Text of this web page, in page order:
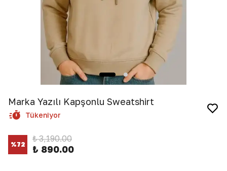
Marka Yazılı Kapşonlu Sweatshirt
Tükeniyor
%72
₺ 3,190.00
₺ 890.00